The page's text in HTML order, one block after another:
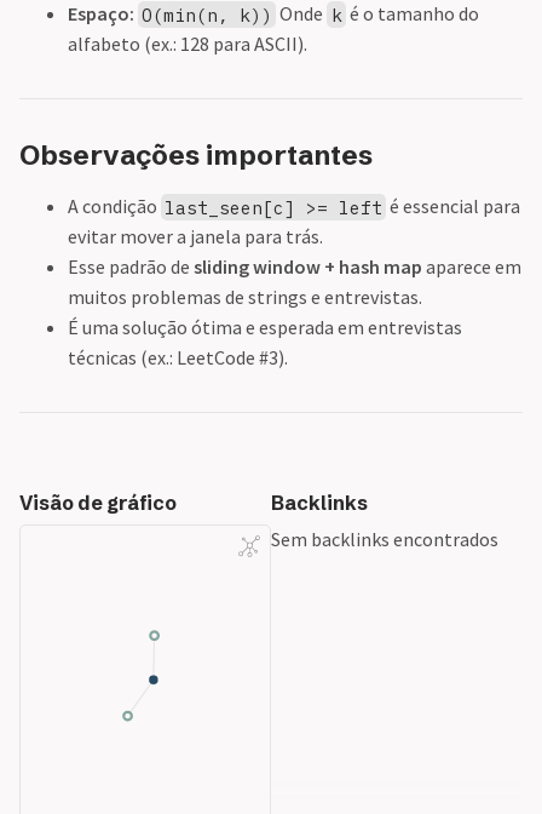
Espaço: O(min(n, k)) Onde k é o tamanho do
alfabeto (ex.: 128 para ASCII).
Observações importantes
A condição last_seen[c] >= left é essencial para
evitar mover a janela para trás.
Esse padrão de sliding window + hash map aparece em
muitos problemas de strings e entrevistas.
É uma solução ótima e esperada em entrevistas
técnicas (ex.: LeetCode #3).
Visão de gráfico
Backlinks
Sem backlinks encontrados